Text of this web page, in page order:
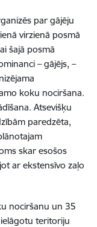
par gājēju
virzienā posmā
šajā posmā
– gājējs, –
koku nociršana.
Atsevišķu
paredzēta,
skar esošos
ar ekstensīvo zaļo
nociršanu un 35
teritoriju